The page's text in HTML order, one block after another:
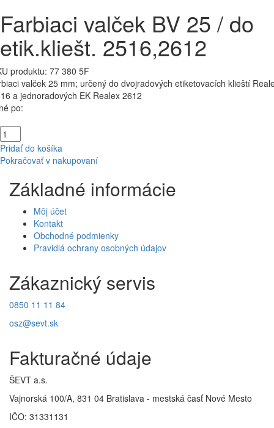
Farbiaci valček BV 25 / do
etik.kliešt. 2516,2612
produktu: 77 380 5F
valček 25 mm; určený do dvojradových etiketovacích klieští
a jednoradových EK Realex 2612
po:
Pridať do košíka
Pokračovať v nakupovaní
Základné informácie
Môj účet
Kontakt
Obchodné podmienky
Pravidlá ochrany osobných údajov
Zákaznický servis
0850 11 11 84
osz@sevt.sk
Fakturačné údaje
ŠEVT a.s.
Vajnorská 100/A, 831 04 Bratislava - mestská časť Nové Mesto
IČO: 31331131